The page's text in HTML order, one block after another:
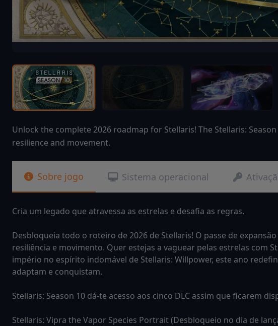
Unlock the complete 2026 roadmap for Stellaris! The Stellaris:
resilience and movement.
Sobre jogo Sistema operacional
Cria um legado que atravessa as estrelas e desafia as regras.
Desbloqueia todo o roteiro de 2026 de Stellaris! O passe de
resiliência e movimento. Quer estejas a vaguear pelas estrelas com
império no espírito indomável de Stellaris: Willpower, este ano
adaptam e conquistam.
Stellaris: Season 10 dá-te acesso aos cinco DLC assim que ficarem
Stellaris: Vipra the Vapor Species Portrait (Desbloqueio no dia de